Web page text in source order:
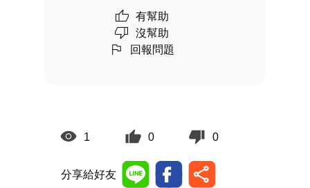
有幫助
沒幫助
回報問題
1 0 0
分享給好友